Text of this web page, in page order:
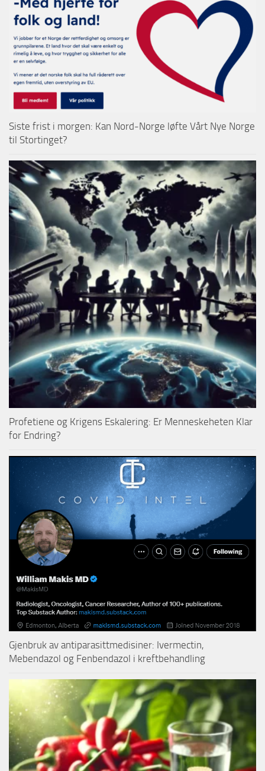
Siste frist i morgen: Kan Nord-Norge løfte Vårt Nye Norge
til Stortinget?
Profetiene og Krigens Eskalering: Er Menneskeheten Klar
for Endring?
Gjenbruk av antiparasittmedisiner: Ivermectin,
Mebendazol og Fenbendazol i kreftbehandling